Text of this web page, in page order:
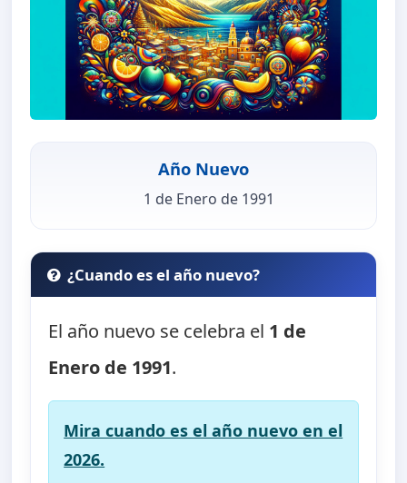
Año Nuevo
1 de Enero de 1991
¿Cuando es el año nuevo?
El año nuevo se celebra el 1 de
Enero de 1991.
Mira cuando es el año nuevo en el
2026.